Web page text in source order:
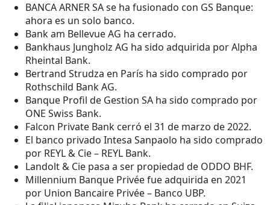
BANCA ARNER SA se ha fusionado con GS Banque:
ahora es un solo banco.
Bank am Bellevue AG ha cerrado.
Bankhaus Jungholz AG ha sido adquirida por Alpha
Rheintal Bank.
Bertrand Strudza en París ha sido comprado por
Rothschild Bank AG.
Banque Profil de Gestion SA ha sido comprado por
ONE Swiss Bank.
Falcon Private Bank cerró el 31 de marzo de 2022.
El banco privado Intesa Sanpaolo ha sido comprado
por REYL & Cie – REYL Bank.
Landolt & Cie pasa a ser propiedad de ODDO BHF.
Millennium Banque Privée fue adquirida en 2021
por Union Bancaire Privée – Banco UBP.